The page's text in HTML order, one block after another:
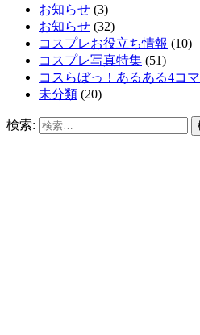
お知らせ (3)
お知らせ (32)
コスプレお役立ち情報 (10)
コスプレ写真特集 (51)
コスらぼっ！あるある4コマ
未分類 (20)
検索: